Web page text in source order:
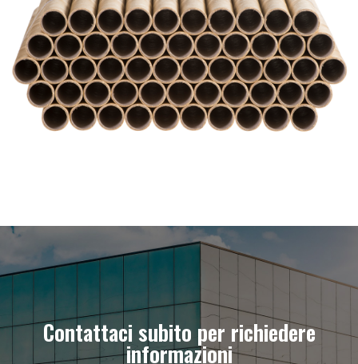
Contattaci subito per richiedere
informazioni